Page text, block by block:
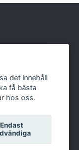
det innehåll
få bästa
hos oss.
Endast